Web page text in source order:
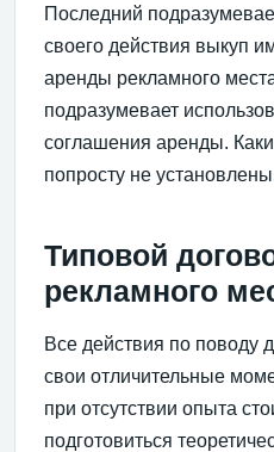
Последний
своего действия выкуп
аренды рекламного
подразумевает
соглашения аренды.
попросту не
Типовой
рекламного
Все действия по поводу
свои отличительные
при отсутствии опыта
подготовиться